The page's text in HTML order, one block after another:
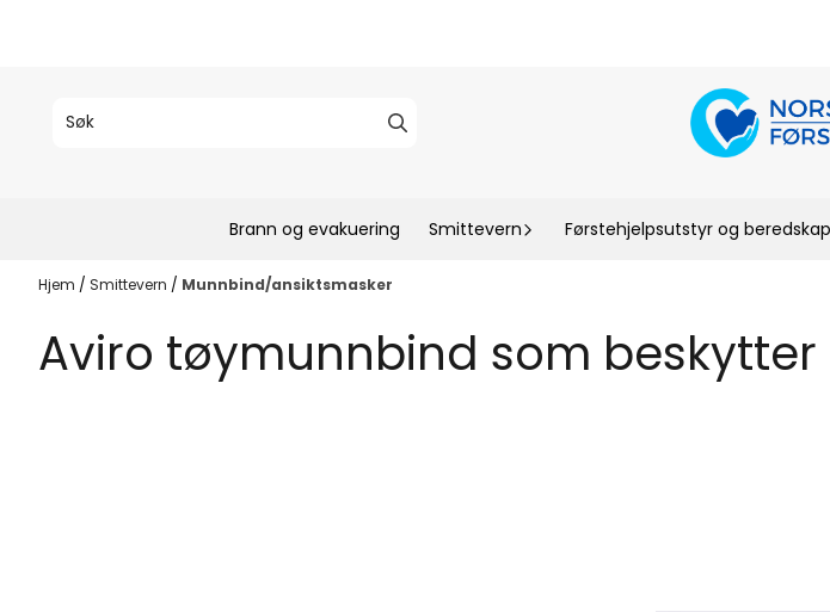
Brann og evakuering Smittevern Førstehjelpsutstyr og beredskap
Hjem / Smittevern / Munnbind/ansiktsmasker
Aviro tøymunnbind som